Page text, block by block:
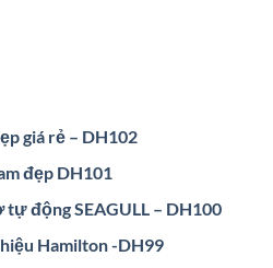
giá rẻ – DH102
đẹp DH101
động SEAGULL – DH100
Hamilton -DH99